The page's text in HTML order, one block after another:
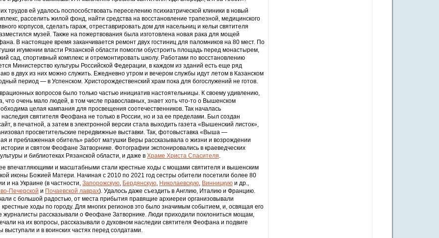
трудов ей удалось поспособствовать переселению психиатрической клиники в новый
расселить жилой фонд, найти средства на восстановление трапезной, медицинского
корпусов, сделать гараж, отреставрировать дом для насельниц и кельи святителя
музей. Также на пожертвования была изготовлена новая рака для мощей
В настоящее время заканчивается ремонт двух гостиниц для паломников на 80 мест. По
игумении власти Рязанской области помогли обустроить площадь перед монастырем,
сад, спортивный комплекс и отремонтировать школу. Работами по восстановлению
Министерство культуры Российской Федерации, в каждом из зданий есть еще ряд
в двух из них можно служить. Ежедневно утром и вечером службы идут летом в Казанском
период — в Успенском. Христорождественский храм пока для богослужений не готов.
вопросов было только частью инициатив настоятельницы. К своему удивлению,
что очень мало людей, в том числе православных, знает хоть что-то о Вышенском
целая кампания для просвещения соотечественников. Так началась
святителя Феофана не только в России, но и за ее пределами. Был создан
в печатной, а затем в электронной версии стала выходить газета «Вышенский листок»,
просветительские передвижные выставки. Так, фотовыставка «Выша —
и преблаженная обитель» работ матушки Веры рассказывала о жизни и возрождении
и святом Феофане Затворнике. Фотографии экспонировались в краеведческих
и библиотеках Рязанской области, и даже в Храме Христа Спасителя.
впечатляющими и масштабными стали крестные ходы с мощами святителя и вышенским
иконы Божией Матери. Начиная с 2010 по 2021 год сестры обители посетили более 80
и на Украине (в частности, Запорожскую, Бердянскую, Николаевскую, Винницкую и др.,
Печерской и Почаевской лаврах). Удалось даже съездить в Англию, Италию и Францию.
с большой радостью, от места прибытия правящие архиереи организовывали
ходы по городу. Для многих регионов это было значимым событием, и, освящая его
рассказывали о Феофане Затворнике. Люди приходили поклониться мощам,
на их вопросы, рассказывали о духовном наследии святителя Феофана и подвиге
выступали и в воинских частях перед солдатами.